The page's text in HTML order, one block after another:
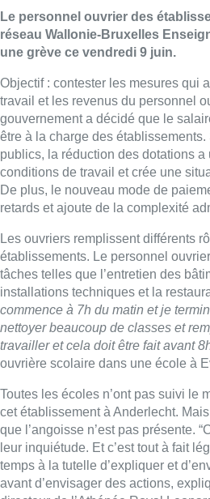
Les ouvriers remplissent différents
établissements. Le personnel
tâches telles que l’entretien des
installations techniques et la
commence à 7h du matin et je
nettoyer beaucoup de classes et
travailler et cela doit être fait avant
ouvrière scolaire dans une école à
Toutes les écoles n’ont pas suivi le
cet établissement à Anderlecht. Mais
que l’angoisse n’est pas présente.
leur inquiétude. Et c’est tout à fait
temps à la tutelle d’expliquer et
avant d’envisager des actions,
directeur de l’Athénée Royal
Pendant la grève, les travailleurs
public et solliciter la solidarité des
Le mouvement se clôturera le 4
devant le cabinet de la ministre de
Mais d’autres actions sont à
Un reportage deR. Vandenheuvel,
Broutout et P. Delmée.
Lire aussi :